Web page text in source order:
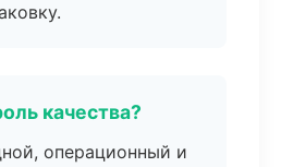
качества?
операционный и